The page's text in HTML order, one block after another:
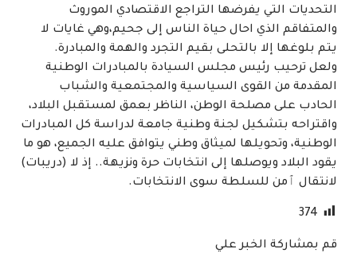
التحديات التي يفرضها التراجع الاقتصادي الموروث
والمتفاقم الذي احال حياة الناس إلى جحيم،وهي غايات لا
يتم بلوغها إلا بالتحلى بقيم التجرد والهمة والمبادرة.
ولعل ترحيب رئيس مجلس السيادة بالمبادرات الوطنية
المقدمة من القوى السياسية والمجتمعية والشباب
الحادب على مصلحة الوطن، الناظر بعمق لمستقبل البلاد،
واقتراحه بتشكيل لجنة وطنية جامعة لدراسة كل المبادرات
الوطنية، وتحويلها لميثاق وطني يتوافق عليه الجميع، هو ما
يقود البلاد ويوصلها إلى انتخابات حرة ونزيهة.. إذ لا (دريبات)
لانتقال ٱمن للسلطة سوى الانتخابات.
374
قم بمشاركة الخبر علي